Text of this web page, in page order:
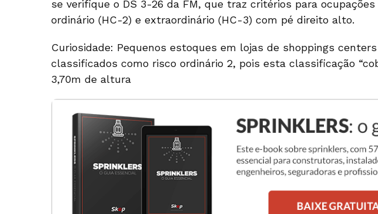
se verifique o DS 3-26 da FM, que traz critérios para ocupações
ordinário (HC-2) e extraordinário (HC-3) com pé direito alto.
Curiosidade: Pequenos estoques em lojas de shoppings
classificados como risco ordinário 2, pois esta classificação
3,70m de altura